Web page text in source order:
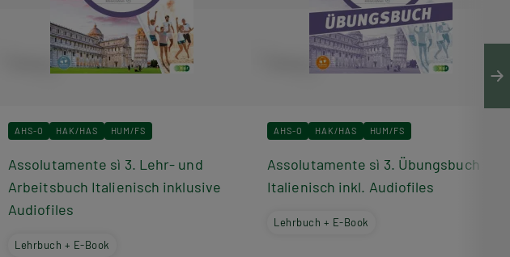
AHS-O HAK/HAS HUM/FS
Assolutamente sì 3. Lehr- und
Arbeitsbuch Italienisch inklusive
Audiofiles
Lehrbuch + E-Book
AHS-O HAK/HAS HUM/FS
Assolutamente sì 3. Übungsbuch
Italienisch inkl. Audiofiles
Lehrbuch + E-Book